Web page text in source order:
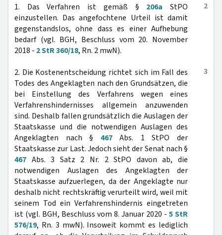
2
1. Das Verfahren ist gemäß § 206a StPO
einzustellen. Das angefochtene Urteil ist damit
gegenstandslos, ohne dass es einer Aufhebung
bedarf (vgl. BGH, Beschluss vom 20. November
2018 - 2 StR 360/18, Rn. 2 mwN).
3
2. Die Kostenentscheidung richtet sich im Fall des
Todes des Angeklagten nach den Grundsätzen, die
bei Einstellung des Verfahrens wegen eines
Verfahrenshindernisses allgemein anzuwenden
sind. Deshalb fallen grundsätzlich die Auslagen der
Staatskasse und die notwendigen Auslagen des
Angeklagten nach § 467Abs. 1 StPO der
Staatskasse zur Last. Jedoch sieht der Senat nach §
467 Abs. 3 Satz 2 Nr. 2 StPO davon ab, die
notwendigen Auslagen des Angeklagten der
Staatskasse aufzuerlegen, da der Angeklagte nur
deshalb nicht rechtskräftig verurteilt wird, weil mit
seinem Tod ein Verfahrenshindernis eingetreten
ist (vgl. BGH, Beschluss vom 8. Januar 2020 - 5 StR
576/19, Rn. 3 mwN). Insoweit kommt es lediglich